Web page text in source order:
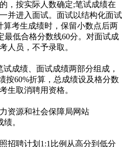
，按实际人数确定;笔试成绩在
并进入面试。面试以结构化面试
算考生成绩时，保留小数点后两
最低合格分数线60分。对面试成
人员，不予录取。
成绩、面试成绩两部分组成，
按60%折算，总成绩设及格分数
生取消聘用资格。
源和社会保障局网站
。
聘计划1:1比例从高分到低分